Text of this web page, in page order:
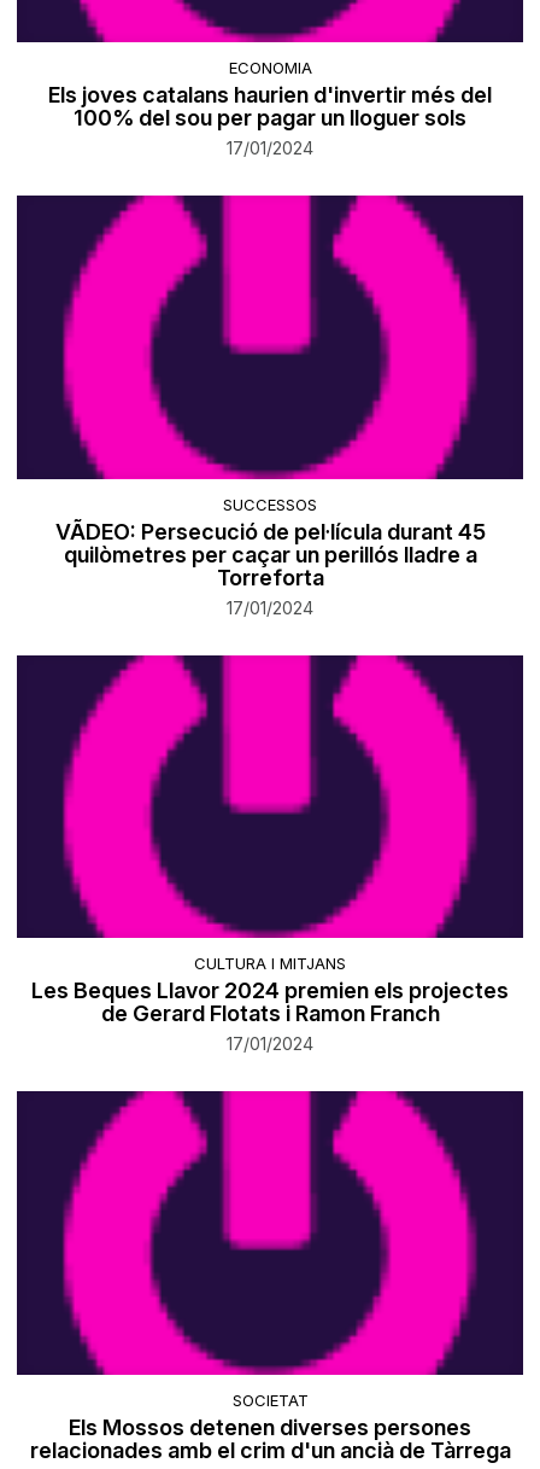
ECONOMIA
Els joves catalans haurien d'invertir més del
100% del sou per pagar un lloguer sols
17/01/2024
SUCCESSOS
VÃDEO: Persecució de pel·lícula durant 45
quilòmetres per caçar un perillós lladre a
Torreforta
17/01/2024
CULTURA I MITJANS
Les Beques Llavor 2024 premien els projectes
de Gerard Flotats i Ramon Franch
17/01/2024
SOCIETAT
Els Mossos detenen diverses persones
relacionades amb el crim d'un ancià de Tàrrega